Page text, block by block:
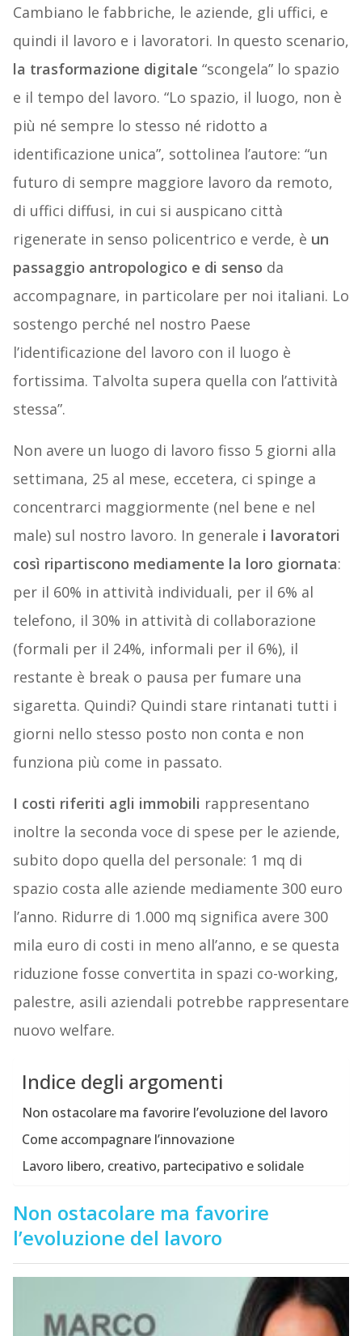
Cambiano le fabbriche, le aziende, gli uffici, e
quindi il lavoro e i lavoratori. In questo scenario,
la trasformazione digitale “scongela” lo spazio
e il tempo del lavoro. “Lo spazio, il luogo, non è
più né sempre lo stesso né ridotto a
identificazione unica”, sottolinea l’autore: “un
futuro di sempre maggiore lavoro da remoto,
di uffici diffusi, in cui si auspicano città
rigenerate in senso policentrico e verde, è un
passaggio antropologico e di senso da
accompagnare, in particolare per noi italiani. Lo
sostengo perché nel nostro Paese
l’identificazione del lavoro con il luogo è
fortissima. Talvolta supera quella con l’attività
stessa”.
Non avere un luogo di lavoro fisso 5 giorni alla
settimana, 25 al mese, eccetera, ci spinge a
concentrarci maggiormente (nel bene e nel
male) sul nostro lavoro. In generale i lavoratori
così ripartiscono mediamente la loro giornata:
per il 60% in attività individuali, per il 6% al
telefono, il 30% in attività di collaborazione
(formali per il 24%, informali per il 6%), il
restante è break o pausa per fumare una
sigaretta. Quindi? Quindi stare rintanati tutti i
giorni nello stesso posto non conta e non
funziona più come in passato.
I costi riferiti agli immobili rappresentano
inoltre la seconda voce di spese per le aziende,
subito dopo quella del personale: 1 mq di
spazio costa alle aziende mediamente 300 euro
l’anno. Ridurre di 1.000 mq significa avere 300
mila euro di costi in meno all’anno, e se questa
riduzione fosse convertita in spazi co-working,
palestre, asili aziendali potrebbe rappresentare
nuovo welfare.
Indice degli argomenti
Non ostacolare ma favorire l’evoluzione del lavoro
Come accompagnare l’innovazione
Lavoro libero, creativo, partecipativo e solidale
Non ostacolare ma favorire
l’evoluzione del lavoro